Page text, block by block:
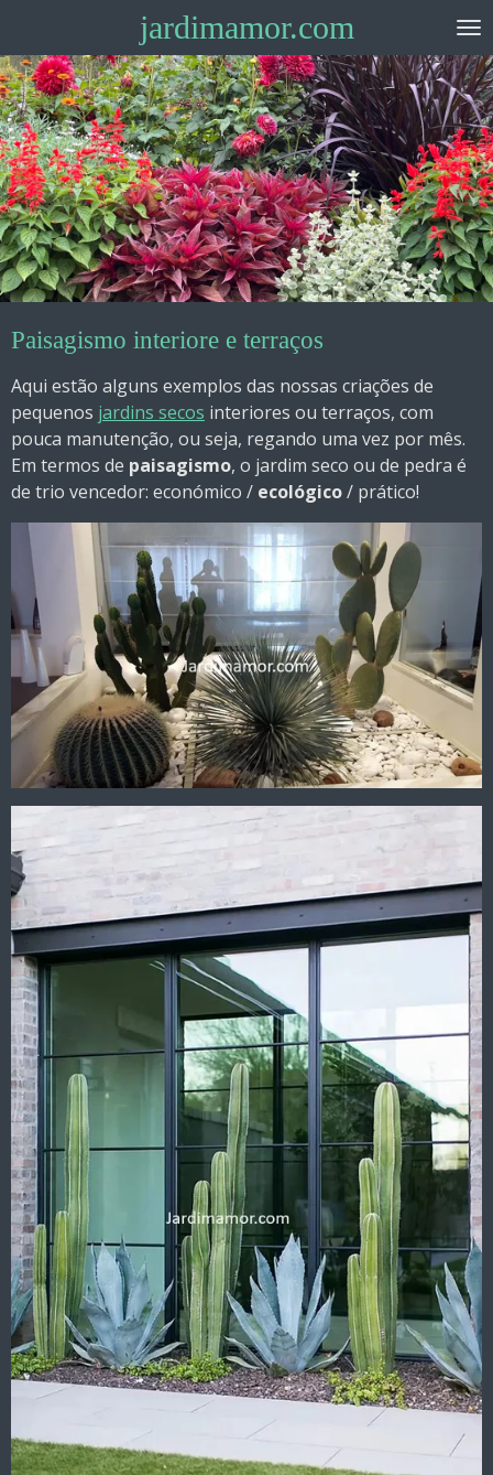
contenu
principal
jardimamor.com
Paisagismo interiore e terraços
Aqui estão alguns exemplos das nossas criações de
pequenos jardins secos interiores ou terraços, com
pouca manutenção, ou seja, regando uma vez por mês.
Em termos de paisagismo, o jardim seco ou de pedra é
de trio vencedor: económico / ecológico/ prático!